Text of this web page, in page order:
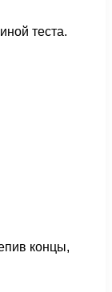
теста.
концы,